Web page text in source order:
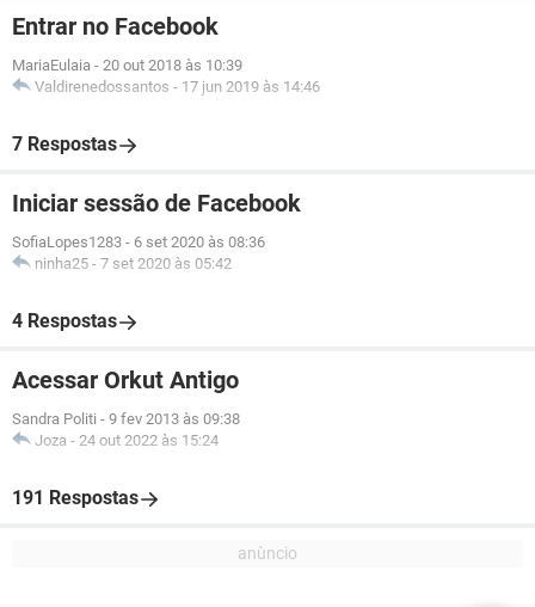
Entrar no Facebook
MariaEulaia - 20 out 2018 às 10:39
Valdirenedossantos - 17 jun 2019 às 14:46
7 Respostas
Iniciar sessão de Facebook
SofiaLopes1283 - 6 set 2020 às 08:36
ninha25 - 7 set 2020 às 05:42
4 Respostas
Acessar Orkut Antigo
Sandra Politi - 9 fev 2013 às 09:38
Joza - 24 out 2022 às 15:24
191 Respostas